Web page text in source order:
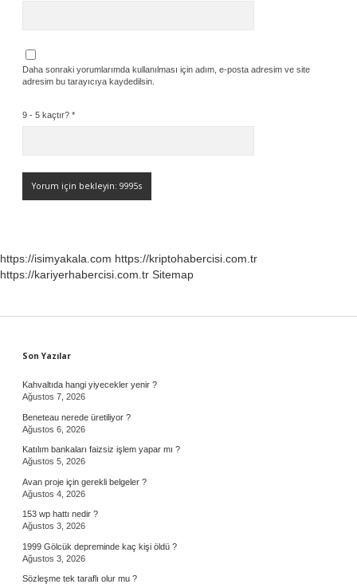
Daha sonraki yorumlarımda kullanılması için adım, e-posta adresim ve site
adresim bu tarayıcıya kaydedilsin.
9 - 5 kaçtır? *
https://isimyakala.com https://kriptohabercisi.com.tr
https://kariyerhabercisi.com.tr Sitemap
Sidebar
Son Yazılar
Kahvaltıda hangi yiyecekler yenir ?
Ağustos 7, 2026
Beneteau nerede üretiliyor ?
Ağustos 6, 2026
Katılım bankaları faizsiz işlem yapar mı ?
Ağustos 5, 2026
Avan proje için gerekli belgeler ?
Ağustos 4, 2026
153 wp hattı nedir ?
Ağustos 3, 2026
1999 Gölcük depreminde kaç kişi öldü ?
Ağustos 3, 2026
Sözleşme tek taraflı olur mu ?